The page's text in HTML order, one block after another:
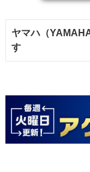
ヤマハ（
す